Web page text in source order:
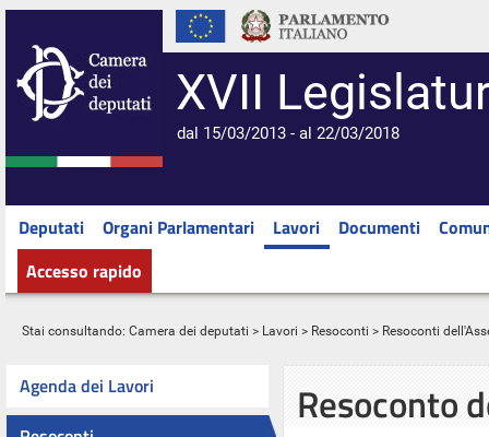
XVII
dal 15/03/2013 - al 22/03/2018
Deputati Organi Parlamentari Lavori Documenti
Accesso rapido
Stai consultando: Camera dei deputati > Lavori > Resoconti > Resoconti
Agenda dei Lavori
Resoconto